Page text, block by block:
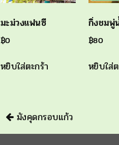
มะม่วงแฟนซี
฿0
หยิบใส่ตะกร้า
กิ่งชมพู่
฿80
หยิบใส่
นำทาง
มังคุดกรอบแก้ว